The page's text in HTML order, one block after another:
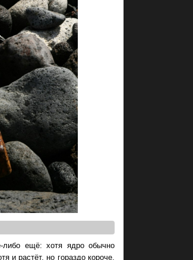
либо ещё: хотя ядро обычно
и растёт, но гораздо короче,